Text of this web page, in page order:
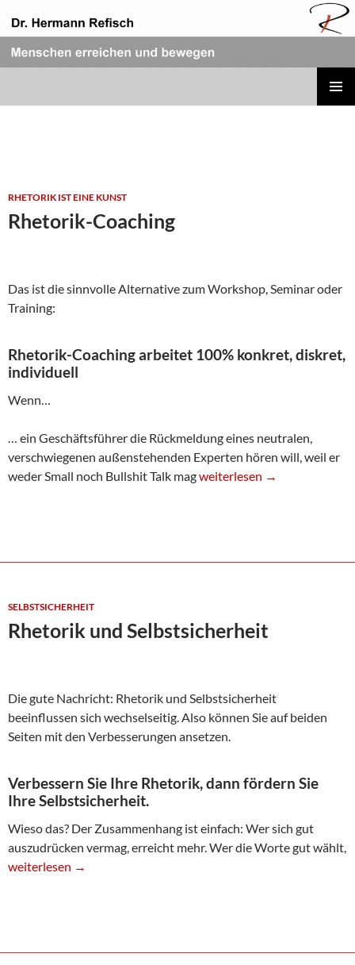
Inhalt
springen
RHETORIK IST EINE KUNST
Rhetorik-Coaching
Das ist die sinnvolle Alternative zum Workshop, Seminar oder
Training:
Rhetorik-Coaching arbeitet 100% konkret, diskret,
individuell
Wenn…
… ein Geschäftsführer die Rückmeldung eines neutralen,
verschwiegenen außenstehenden Experten hören will, weil er
weder Small noch Bullshit Talk magRhetorik-Coaching
weiterlesen →
SELBSTSICHERHEIT
Rhetorik und Selbstsicherheit
Die gute Nachricht: Rhetorik und Selbstsicherheit
beeinflussen sich wechselseitig. Also können Sie auf beiden
Seiten mit den Verbesserungen ansetzen.
Verbessern Sie Ihre Rhetorik, dann fördern Sie
Ihre Selbstsicherheit.
Wieso das? Der Zusammenhang ist einfach: Wer sich gut
auszudrücken vermag, erreicht mehr. Wer die Worte gut wählt,
Rhetorik und Selbstsicherheit
weiterlesen →